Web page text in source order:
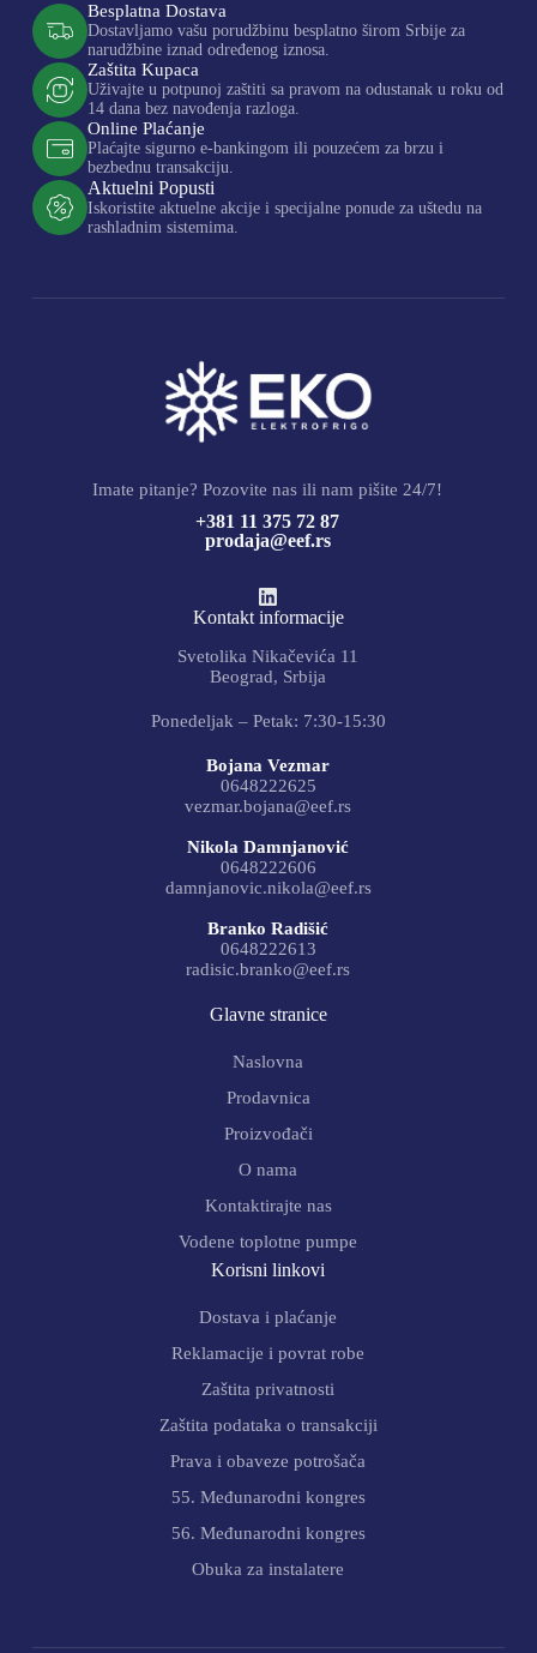
Besplatna Dostava
Dostavljamo vašu porudžbinu besplatno širom Srbije za
narudžbine iznad određenog iznosa.
Zaštita Kupaca
Uživajte u potpunoj zaštiti sa pravom na odustanak u roku od
14 dana bez navođenja razloga.
Online Plaćanje
Plaćajte sigurno e-bankingom ili pouzećem za brzu i
bezbednu transakciju.
Aktuelni Popusti
Iskoristite aktuelne akcije i specijalne ponude za uštedu na
rashladnim sistemima.
Imate pitanje? Pozovite nas ili nam pišite 24/7!
+381 11 375 72 87
prodaja@eef.rs
Kontakt informacije
Svetolika Nikačevića 11
Beograd, Srbija
Ponedeljak – Petak: 7:30-15:30
Bojana Vezmar
0648222625
vezmar.bojana@eef.rs
Nikola Damnjanović
0648222606
damnjanovic.nikola@eef.rs
Branko Radišić
0648222613
radisic.branko@eef.rs
Glavne stranice
Naslovna
Prodavnica
Proizvođači
O nama
Kontaktirajte nas
Vodene toplotne pumpe
Korisni linkovi
Dostava i plaćanje
Reklamacije i povrat robe
Zaštita privatnosti
Zaštita podataka o transakciji
Prava i obaveze potrošača
55. Međunarodni kongres
56. Međunarodni kongres
Obuka za instalatere